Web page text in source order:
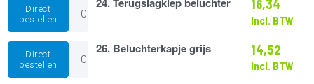
Direct
bestellen
Terugslagklep
beluchter
aantal
16,34
Incl. BTW
Direct
bestellen
26.
Beluchterkapje
grijs
26. Beluchterkapje grijs 14,52
Incl. BTW